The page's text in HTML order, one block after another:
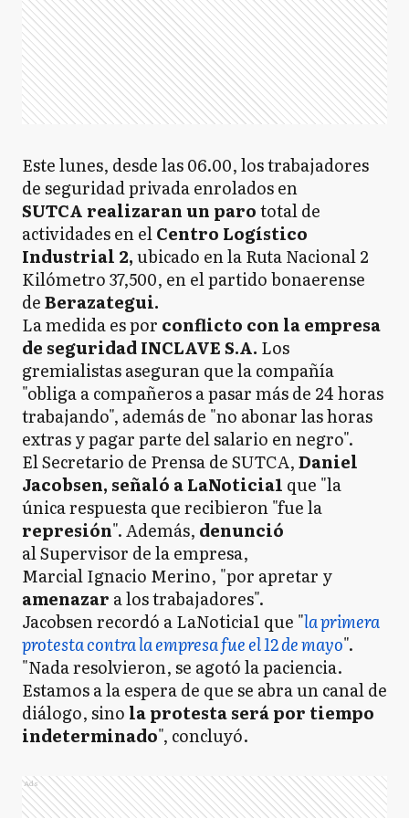
Este lunes, desde las 06.00, los trabajadores
de seguridad privada enrolados en
SUTCA realizaran un parototal de
actividades en elCentro Logístico
Industrial 2,ubicado en la Ruta Nacional 2
Kilómetro 37,500, en el partido bonaerense
deBerazategui.
La medida es por conflicto con la empresa
de seguridad INCLAVE S.A. Los
gremialistas aseguran que la compañía
"obliga a compañeros a pasar más de 24 horas
trabajando", además de "no abonar las horas
extras y pagar parte del salario en negro".
El Secretario de Prensa de SUTCA,Daniel
Jacobsen, señaló a LaNoticia1 que "la
única respuesta que recibieron "fue la
represión". Además, denunció
al Supervisor de la empresa,
Marcial Ignacio Merino, "por apretar y
amenazar a los trabajadores".
Jacobsen recordó a LaNoticia1 que "la primera
protesta contra la empresa fue el 12 de mayo".
"Nada resolvieron, se agotó la paciencia.
Estamos a la espera de que se abra un canal de
diálogo, sino la protesta será por tiempo
indeterminado", concluyó.
Ads